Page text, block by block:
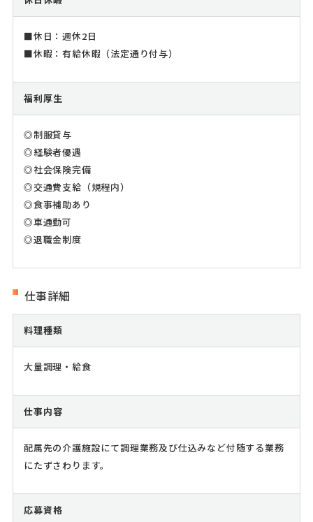
■休日：週休2日
■休暇：有給休暇（法定通り付与）
福利厚生
◎制服貸与
◎経験者優遇
◎社会保険完備
◎交通費支給（規程内）
◎食事補助あり
◎車通勤可
◎退職金制度
仕事詳細
料理種類
大量調理・給食
仕事内容
配属先の介護施設にて調理業務及び仕込みなど付随する業務
にたずさわります。
応募資格